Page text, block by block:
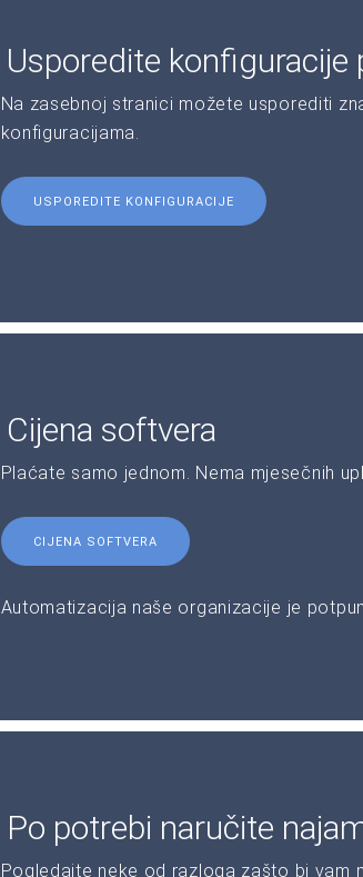
Usporedite konfiguracije
Na zasebnoj stranici možete usporediti
konfiguracijama.
USPOREDITE KONFIGURACIJE
Cijena softvera
Plaćate samo jednom. Nema mjesečnih
CIJENA SOFTVERA
Automatizacija naše organizacije je
Po potrebi naručite
Pogledajte neke od razloga zašto bi vam